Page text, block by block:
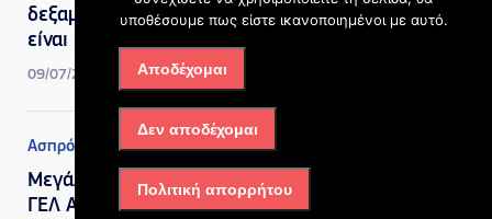
δεξαμενή προπανίου που
είναι μέσα στην επιχείρηση
09/07/2026, 10:31 πμ
Ασπρόπυργος
Μεγάλες αλλαγές στο 1ο
ΓΕΛ Ασπροπύργου:
υποθέσουμε πως είστε ικανοποιημένοι με αυτό.
Αποδέχομαι
Δεν αποδέχομαι
Πολιτική απορρήτου